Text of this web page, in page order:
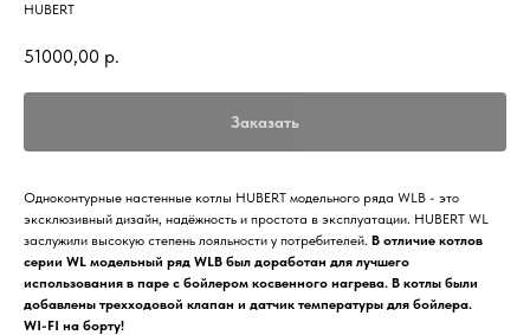
HUBERT
51000,00 р.
Заказать
Одноконтурные настенные котлы HUBERT модельного ряда WLB - это
эксклюзивный дизайн, надёжность и простота в эксплуатации. HUBERT WL
заслужили высокую степень лояльности у потребителей. В отличие котлов
серии WL модельный ряд WLB был доработан для лучшего
использования в паре с бойлером косвенного нагрева. В котлы были
добавлены трехходовой клапан и датчик температуры для бойлера.
WI-FI на борту!